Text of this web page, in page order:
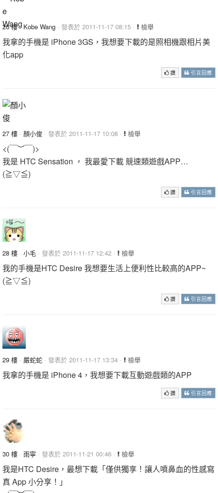
26 樓· Kobe Wang · 發表於 2011-11-17 08:15 · 檢舉
我拿的手機是 iPhone 3GS，我想要下載的是照相機跟相片美
化app
讚 引言回應
27 樓 · 顏小俊 · 發表於 2011-11-17 10:08 · 檢舉
<(￣︶￣)>
我是 HTC Sensation ， 我最愛下載 競速類遊戲APP…
(≧▽≦)
讚 引言回應
28 樓 · 小毛 · 發表於 2011-11-17 12:42 · 檢舉
我的手機是HTC Desire 我想要生活上便利性比較高的APP~
(≧▽≦)
讚 引言回應
29 樓 · 嚴蛇蛇 · 發表於 2011-11-17 13:34 · 檢舉
我拿的手機是 iPhone 4，我想要下載互動遊戲類的APP
讚 引言回應
30 樓 · 雨寧 · 發表於 2011-11-21 00:46 · 檢舉
我是HTC Desire，最想下載「僅供獨享！讓人噴鼻血的性感寫
真 App 小分享！」